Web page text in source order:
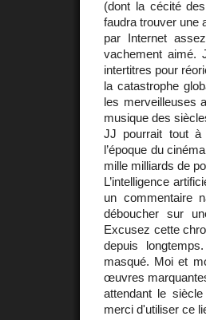
(dont la cécité
faudra trouver une
par Internet
vachement aimé.
intertitres pour
la catastrophe
les merveilleuses
musique des
JJ pourrait tout à
l’époque du
mille milliards de
L’intelligence
un commentaire
déboucher sur
Excusez cette
depuis
masqué. Moi et
œuvres
attendant le
merci d'utiliser ce